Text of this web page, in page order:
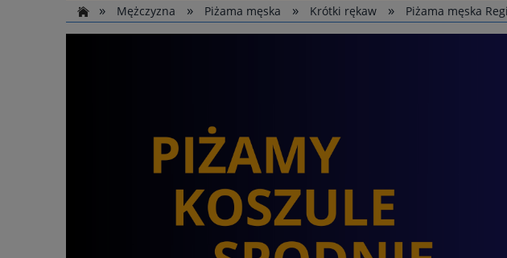
»
Mężczyzna » Piżama męska » Krótki rękaw » Piżama męska